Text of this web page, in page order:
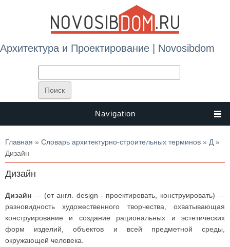
Архитектура и Проектирование | Novosibdom
Navigation
Вы здесь
Главная » Словарь архитектурно-строительных терминов » Д »
Дизайн
Дизайн
Дизайн — (от англ. design - проектировать, конструировать) —
разновидность художественного творчества, охватывающая
конструирование и создание рациональных и эстетических
форм изделий, объектов и всей предметной среды,
окружающей человека.